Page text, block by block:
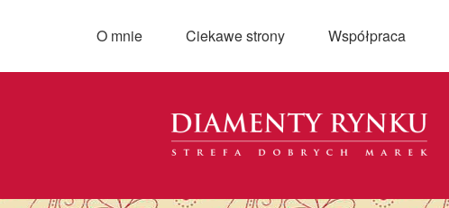
O mnie Ciekawe strony Współpraca